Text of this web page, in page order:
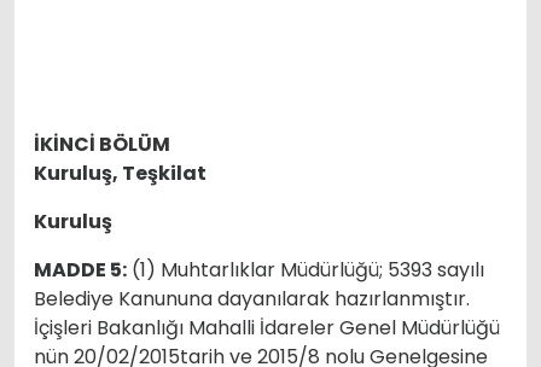
İKİNCİ BÖLÜM
Kuruluş, Teşkilat
Kuruluş
MADDE 5: (1) Muhtarlıklar Müdürlüğü; 5393 sayılı
Belediye Kanununa dayanılarak hazırlanmıştır.
İçişleri Bakanlığı Mahalli İdareler Genel Müdürlüğü
nün 20/02/2015tarih ve 2015/8 nolu Genelgesine